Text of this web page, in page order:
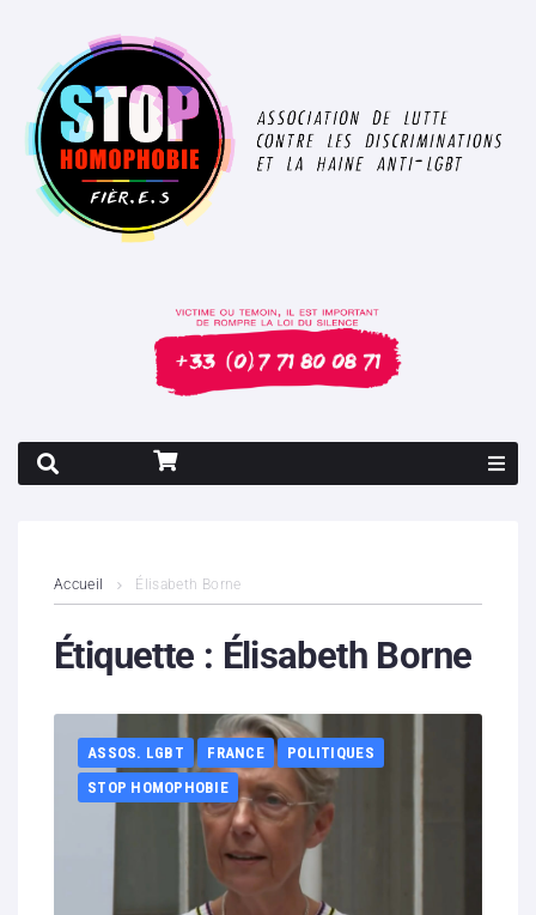
Contenus litigieux
Boutique
Accueil Élisabeth Borne
Étiquette : Élisabeth Borne
ASSOS. LGBT FRANCE
POLITIQUES
STOP HOMOPHOBIE